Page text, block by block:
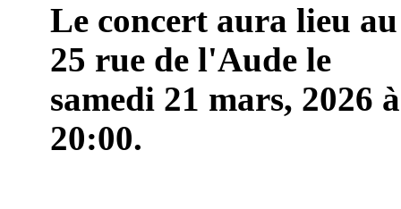
Le concert aura lieu au
25 rue de l'Aude le
samedi 21 mars, 2026 à
20:00.